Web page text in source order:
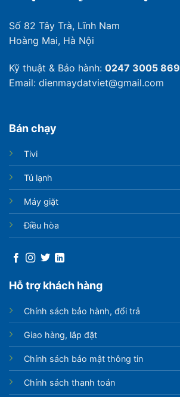
Số 82 Tây Trà, Lĩnh Nam
Hoàng Mai, Hà Nội
Kỹ thuật & Bảo hành: 0247 3005 869
Email: dienmaydatviet@gmail.com
Bán chạy
Tivi
Tủ lạnh
Máy giặt
Điều hòa
Hỗ trợ khách hàng
Chính sách bảo hành, đổi trả
Giao hàng, lắp đặt
Chính sách bảo mật thông tin
Chính sách thanh toán